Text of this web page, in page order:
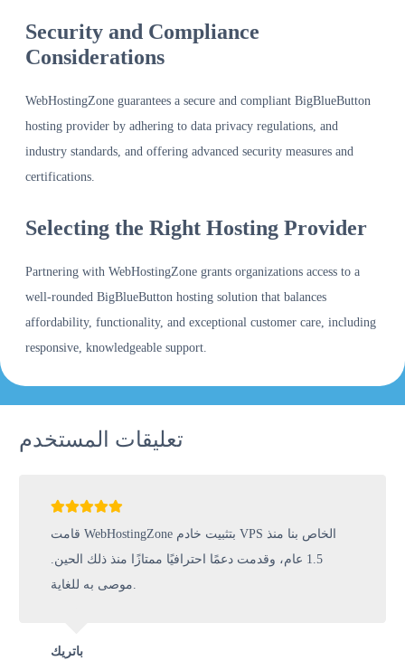
Security and Compliance
Considerations
WebHostingZone guarantees a secure and compliant BigBlueButton
hosting provider by adhering to data privacy regulations, and
industry standards, and offering advanced security measures and
certifications.
Selecting the Right Hosting Provider
Partnering with WebHostingZone grants organizations access to a
well-rounded BigBlueButton hosting solution that balances
affordability, functionality, and exceptional customer care, including
responsive, knowledgeable support.
تعليقات المستخدم
قامت WebHostingZone بتثبيت خادم VPS الخاص بنا منذ
1.5 عام، وقدمت دعمًا احترافيًا ممتازًا منذ ذلك الحين.
باتريك